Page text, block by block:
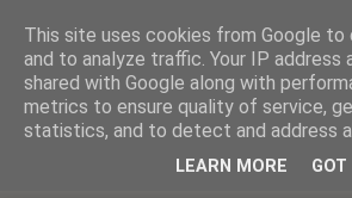
ZAHRADA MĚ
Zahradničení s respektem...
This site uses cookies from Google to
and to analyze traffic. Your IP address
shared with Google along with
metrics to ensure quality of service,
statistics, and to detect and address
LEARN MORE GOT